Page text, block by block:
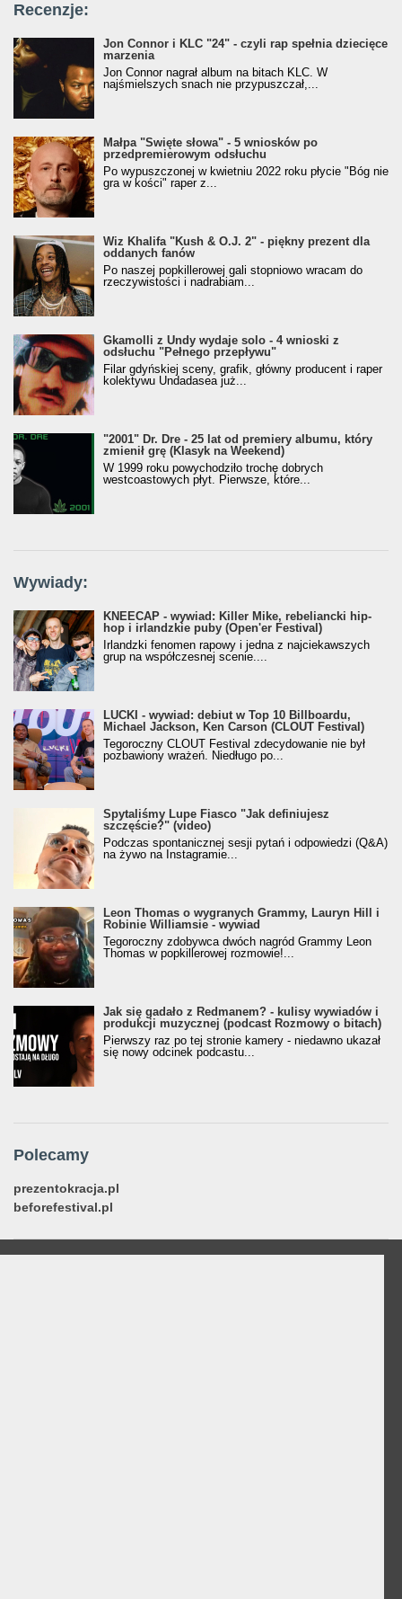
Recenzje:
Jon Connor i KLC "24" - czyli rap spełnia dziecięce
marzenia
Jon Connor nagrał album na bitach KLC. W
najśmielszych snach nie przypuszczał,...
Małpa "Święte słowa" - 5 wniosków po
przedpremierowym odsłuchu
Po wypuszczonej w kwietniu 2022 roku płycie "Bóg nie
gra w kości" raper z...
Wiz Khalifa "Kush & O.J. 2" - piękny prezent dla
oddanych fanów
Po naszej popkillerowej gali stopniowo wracam do
rzeczywistości i nadrabiam...
Gkamolli z Undy wydaje solo - 4 wnioski z
odsłuchu "Pełnego przepływu"
Filar gdyńskiej sceny, grafik, główny producent i raper
kolektywu Undadasea już...
"2001" Dr. Dre - 25 lat od premiery albumu, który
zmienił grę (Klasyk na Weekend)
W 1999 roku powychodziło trochę dobrych
westcoastowych płyt. Pierwsze, które...
Wywiady:
KNEECAP - wywiad: Killer Mike, rebeliancki hip-
hop i irlandzkie puby (Open'er Festival)
Irlandzki fenomen rapowy i jedna z najciekawszych
grup na współczesnej scenie....
LUCKI - wywiad: debiut w Top 10 Billboardu,
Michael Jackson, Ken Carson (CLOUT Festival)
Tegoroczny CLOUT Festival zdecydowanie nie był
pozbawiony wrażeń. Niedługo po...
Spytaliśmy Lupe Fiasco "Jak definiujesz
szczęście?" (video)
Podczas spontanicznej sesji pytań i odpowiedzi (Q&A)
na żywo na Instagramie...
Leon Thomas o wygranych Grammy, Lauryn Hill i
Robinie Williamsie - wywiad
Tegoroczny zdobywca dwóch nagród Grammy Leon
Thomas w popkillerowej rozmowie!...
Jak się gadało z Redmanem? - kulisy wywiadów i
produkcji muzycznej (podcast Rozmowy o bitach)
Pierwszy raz po tej stronie kamery - niedawno ukazał
się nowy odcinek podcastu...
Polecamy
prezentokracja.pl
beforefestival.pl